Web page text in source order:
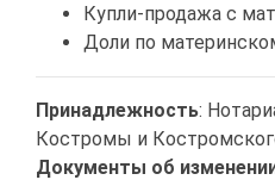
Купли-продажа с
Доли по
Принадлежность:
Костромы и
Документы об